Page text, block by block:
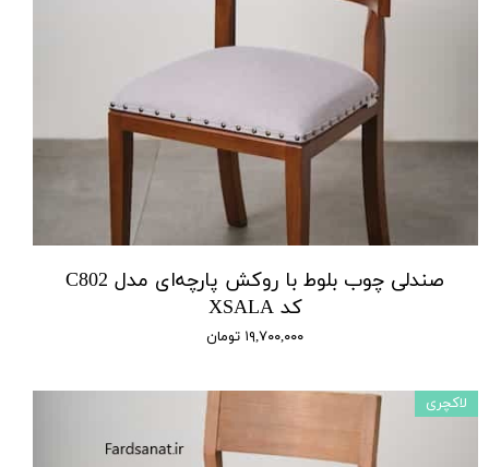
صندلی چوب بلوط با روکش پارچه‌ای مدل C802
کد XSALA
۱۹,۷۰۰,۰۰۰ تومان
لاکچری